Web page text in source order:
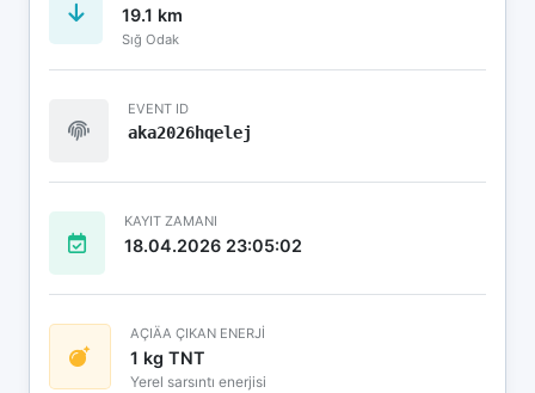
19.1 km
Sığ Odak
EVENT ID
aka2026hqelej
KAYIT ZAMANI
18.04.2026 23:05:02
AÇIÄA ÇIKAN ENERJİ
1 kg TNT
Yerel sarsıntı enerjisi